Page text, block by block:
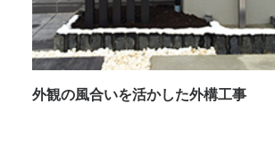
外観の風合いを活かした外構工事